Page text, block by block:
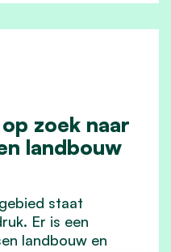
zoek naar
landbouw
staat
Er is een
landbouw en